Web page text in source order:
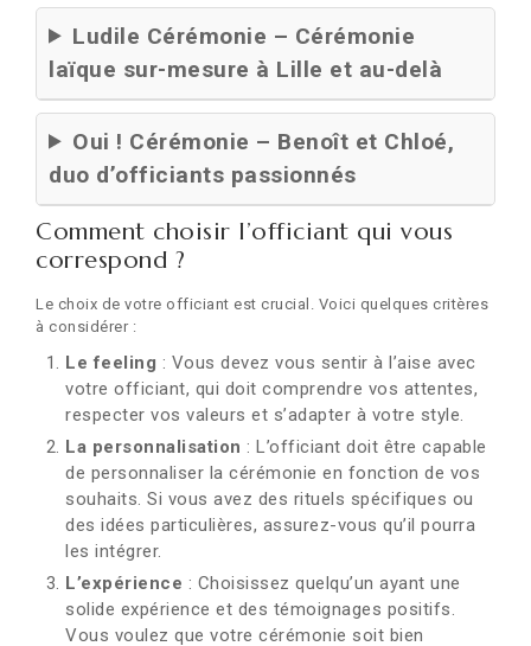
Ludile Cérémonie – Cérémonie
laïque sur-mesure à Lille et au-delà
Oui ! Cérémonie – Benoît et Chloé,
duo d’officiants passionnés
Comment choisir l’officiant qui vous
correspond ?
Le choix de votre officiant est crucial. Voici quelques critères
à considérer :
Le feeling : Vous devez vous sentir à l’aise avec
votre officiant, qui doit comprendre vos attentes,
respecter vos valeurs et s’adapter à votre style.
La personnalisation : L’officiant doit être capable
de personnaliser la cérémonie en fonction de vos
souhaits. Si vous avez des rituels spécifiques ou
des idées particulières, assurez-vous qu’il pourra
les intégrer.
L’expérience : Choisissez quelqu’un ayant une
solide expérience et des témoignages positifs.
Vous voulez que votre cérémonie soit bien